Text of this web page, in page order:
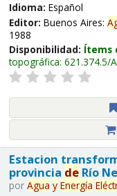
Idioma: Español
Editor: Buenos Aires:
1988
Disponibilidad: Ítems
topográfica: 621.374.5/
Estacion
provincia deRío
por Agua y Energía